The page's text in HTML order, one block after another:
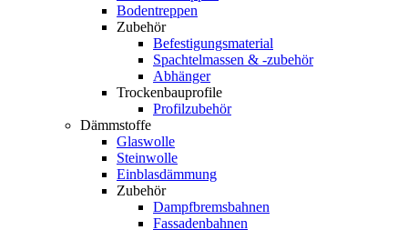
Bodentreppen
Zubehör
Befestigungsmaterial
Spachtelmassen & -zubehör
Abhänger
Trockenbauprofile
Profilzubehör
Dämmstoffe
Glaswolle
Steinwolle
Einblasdämmung
Zubehör
Dampfbremsbahnen
Fassadenbahnen